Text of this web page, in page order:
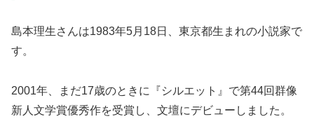
島本理生さんは1983年5月18日、東京都生まれの小説家で
す。
2001年、まだ17歳のときに『シルエット』で第44回群像
新人文学賞優秀作を受賞し、文壇にデビューしました。